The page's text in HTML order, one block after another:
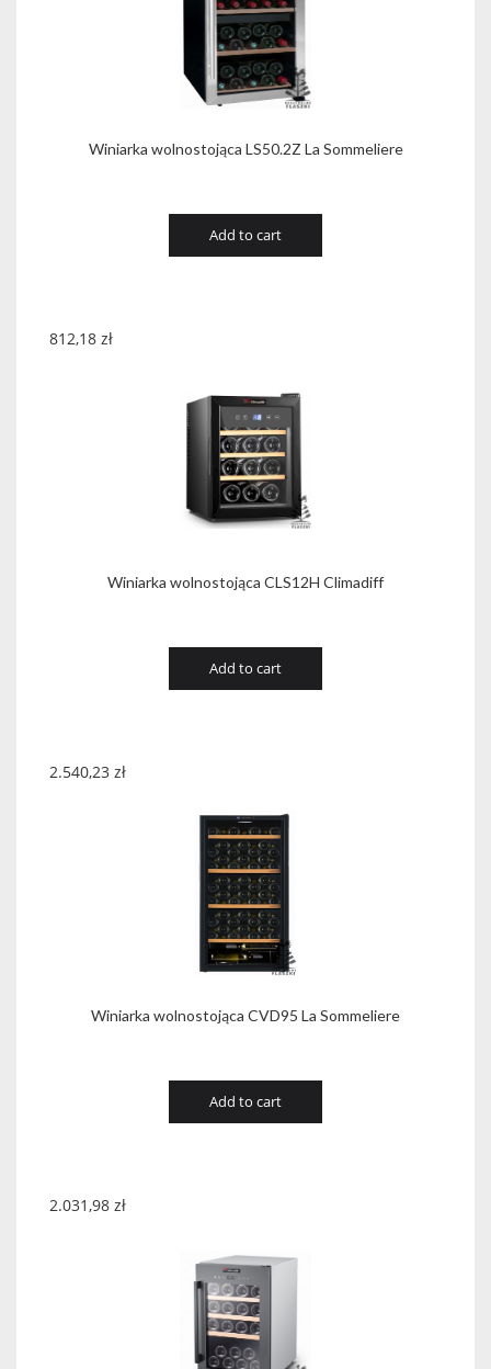
Winiarka wolnostojąca LS50.2Z La Sommeliere
Add to cart
Winiarka wolnostojąca CLS12H Climadiff
812,18 zł
Add to cart
Winiarka wolnostojąca CVD95 La Sommeliere
2.540,23 zł
Add to cart
2.031,98 zł